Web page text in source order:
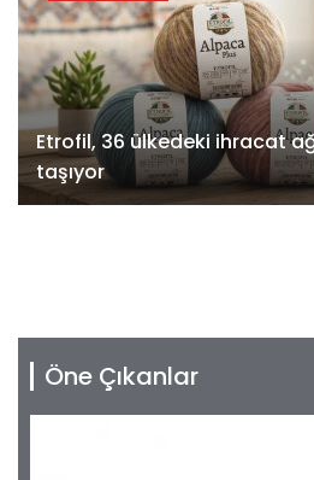
Etrofil, 36 ülkedeki ihracat
taşıyor
Öne Çıkanlar